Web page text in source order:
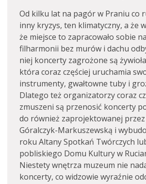
Od kilku lat na pagór w Praniu co
inny kryzys, ten klimatyczny, a że
że miejsce to zapracowało sobie
filharmonii bez murów i dachu
niej koncerty zagrożone są
która coraz częściej uruchamia
instrumenty, gwałtowne tuby i
Dlatego też organizatorzy coraz
zmuszeni są przenosić koncerty
do również zaprojektowanej
Góralczyk-Markuszewską i
roku Altany Spotkań Twórczych
pobliskiego Domu Kultury w
Niestety wnętrza muzeum nie
koncerty, co widzowie wyraźnie